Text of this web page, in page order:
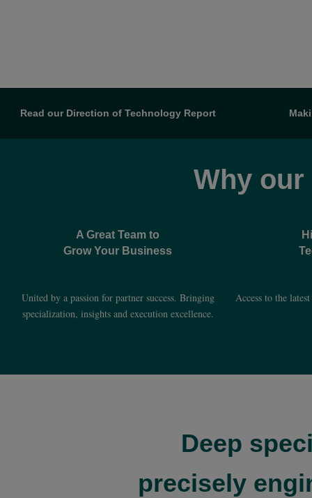
Read our Direction of Technology Report
Why our
A Great Team to
Grow Your Business
United by a passion for partner success. Bringing
specialization, insights and execution excellence.
Access to the
Deep
precisely